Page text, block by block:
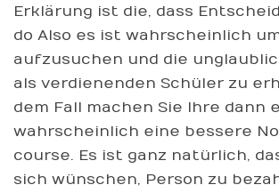
Erklärung ist die, dass
do Also es ist wahrscheinlich
aufzusuchen und die
als verdienenden Schüler zu
dem Fall machen Sie Ihre dann
wahrscheinlich eine bessere
course. Es ist ganz natürlich,
sich wünschen, Person zu